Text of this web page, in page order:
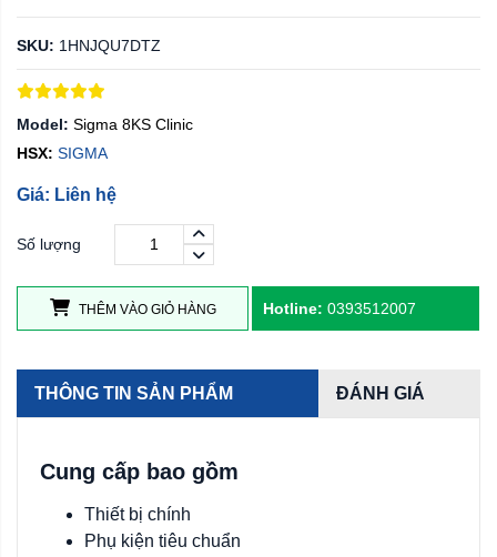
SKU: 1HNJQU7DTZ
Model: Sigma 8KS Clinic
HSX: SIGMA
Giá: Liên hệ
Số lượng
THÊM VÀO GIỎ HÀNG Hotline: 0393512007
THÔNG TIN SẢN PHẨM ĐÁNH GIÁ
Cung cấp bao gồm
Thiết bị chính
Phụ kiện tiêu chuẩn